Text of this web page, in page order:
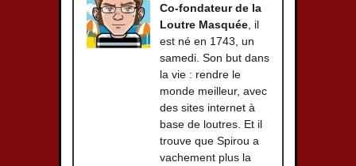
Co-fondateur de la
Loutre Masquée , il
est né en 1743, un
samedi. Son but dans
la vie : rendre le
monde meilleur, avec
des sites internet à
base de loutres. Et il
trouve que Spirou a
vachement plus la